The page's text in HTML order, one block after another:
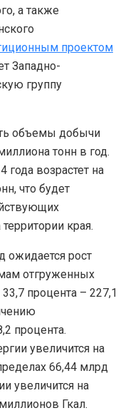
а также
проектом
Западно-
группу
объемы добычи
тонн в год.
возрастет на
что будет
края.
ожидается рост
отгруженных
процента – 227,1
процента.
увеличится на
66,44 млрд
увеличится на
Гкал.